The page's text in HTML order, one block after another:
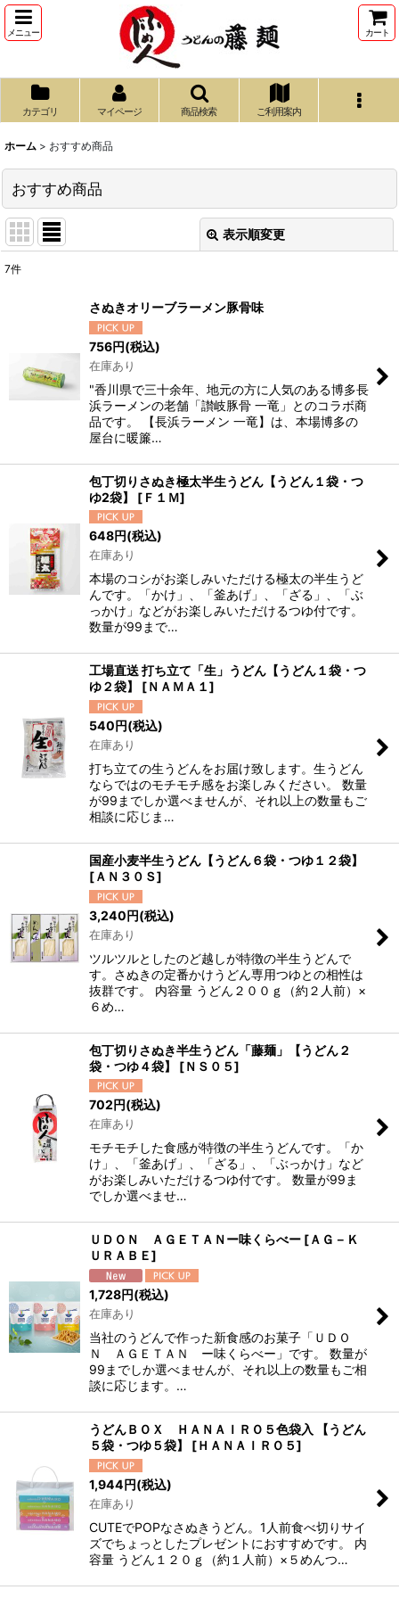
メニュー カート
カテゴリ マイページ 商品検索 ご利用案内
ホーム > おすすめ商品
おすすめ商品
表示順変更
絞り込む
7件
さぬきオリーブラーメン豚骨味
756円(税込)
在庫あり
"香川県で三十余年、地元の方に人気のある博多長
浜ラーメンの老舗「讃岐豚骨 一竜」とのコラボ商
品です。 【長浜ラーメン 一竜】は、本場博多の
屋台に暖簾…
包丁切りさぬき極太半生うどん【うどん１袋・つ
ゆ2袋】
[ Ｆ１Ｍ]
648円(税込)
在庫あり
本場のコシがお楽しみいただける極太の半生うど
んです。「かけ」、「釜あげ」、「ざる」、「ぶ
っかけ」などがお楽しみいただけるつゆ付です。
数量が99まで…
工場直送 打ち立て「生」うどん【うどん１袋・つ
ゆ２袋】
[ＮＡＭＡ１]
540円(税込)
在庫あり
打ち立ての生うどんをお届け致します。生うどん
ならではのモチモチ感をお楽しみください。 数量
が99までしか選べませんが、それ以上の数量もご
相談に応じま…
国産小麦半生うどん【うどん６袋・つゆ１２袋】
[ＡＮ３０Ｓ]
3,240円(税込)
在庫あり
ツルツルとしたのど越しが特徴の半生うどんで
す。さぬきの定番かけうどん専用つゆとの相性は
抜群です。 内容量 うどん２００ｇ（約２人前）×
６め…
包丁切りさぬき半生うどん「藤麺」【うどん２
袋・つゆ４袋】
[ＮＳ０５]
702円(税込)
在庫あり
モチモチした食感が特徴の半生うどんです。「か
け」、「釜あげ」、「ざる」、「ぶっかけ」など
がお楽しみいただけるつゆ付です。 数量が99ま
でしか選べませ…
ＵＤＯＮ ＡＧＥＴＡＮー味くらべー [ＡＧ－Ｋ
ＵＲＡＢＥ]
1,728円(税込)
在庫あり
当社のうどんで作った新食感のお菓子「ＵＤＯ
Ｎ ＡＧＥＴＡＮ ー味くらべー」です。 数量が
99までしか選べませんが、それ以上の数量もご相
談に応じます。…
うどんＢＯＸ ＨＡＮＡＩＲＯ５色袋入 【うどん
５袋・つゆ５袋】
[ＨＡＮＡＩＲＯ５]
1,944円(税込)
在庫あり
CUTEでPOPなさぬきうどん。1人前食べ切りサイ
ズでちょっとしたプレゼントにおすすめです。 内
容量 うどん１２０ｇ（約１人前）×５めんつ…